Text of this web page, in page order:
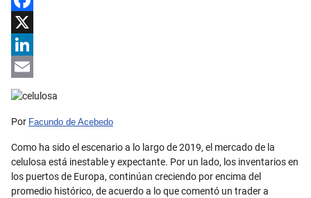
Facebook
X
LinkedIn
Email
Por Facundo de Acebedo
Como ha sido el escenario a lo largo de 2019, el mercado de la
celulosa está inestable y expectante. Por un lado, los inventarios en
los puertos de Europa, continúan creciendo por encima del
promedio histórico, de acuerdo a lo que comentó un trader a